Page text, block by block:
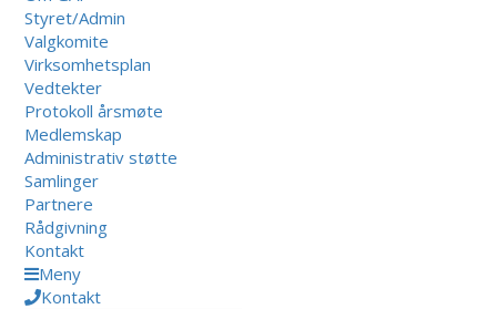
Styret/Admin
Valgkomite
Virksomhetsplan
Vedtekter
Protokoll årsmøte
Medlemskap
Administrativ støtte
Samlinger
Partnere
Rådgivning
Kontakt
Meny
Kontakt